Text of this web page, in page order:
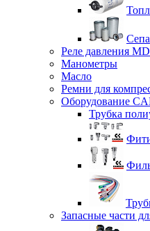
Реле давления
Манометры
Масло
Ремни для
Оборудование
Трубка
Запасные части